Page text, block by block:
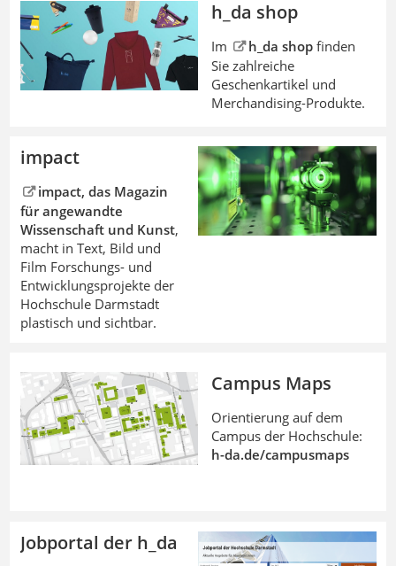
h_da shop
Im h_da shop finden
Sie zahlreiche
Geschenkartikel und
Merchandising-Produkte.
impact
impact, das Magazin
für angewandte
Wissenschaft und Kunst,
macht in Text, Bild und
Film Forschungs- und
Entwicklungsprojekte der
Hochschule Darmstadt
plastisch und sichtbar.
Campus Maps
Orientierung auf dem
Campus der Hochschule:
h-da.de/campusmaps
Jobportal der h_da